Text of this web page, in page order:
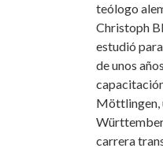
teólogo
Christoph
estudió
de unos
Möttlingen,
carrera